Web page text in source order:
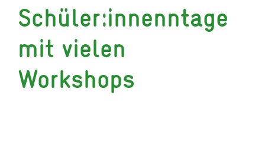
Schüler:innenntage
mit vielen
Workshops